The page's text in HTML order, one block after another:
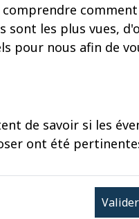
élégante
planète, travail,
plus défendues que
comprendre
sont les plus vues,
pour nous afin de
de savoir si les
ont été